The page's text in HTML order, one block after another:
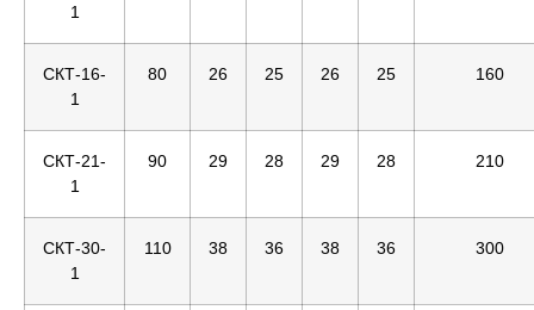
1
СКТ-16-
1
80 26 25 26 25 160
СКТ-21-
1
90 29 28 29 28 210
СКТ-30-
1
110 38 36 38 36 300